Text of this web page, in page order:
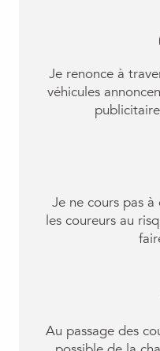
Je renonce à
véhicules
Je ne cours pas
les coureurs au
Au passage des